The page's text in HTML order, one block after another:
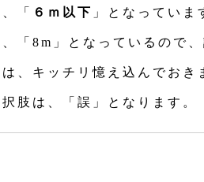
「
６ｍ以下 」となっていま
「8m」となっているので、
、キッチリ憶え込んでおき
肢は、「誤」となります。